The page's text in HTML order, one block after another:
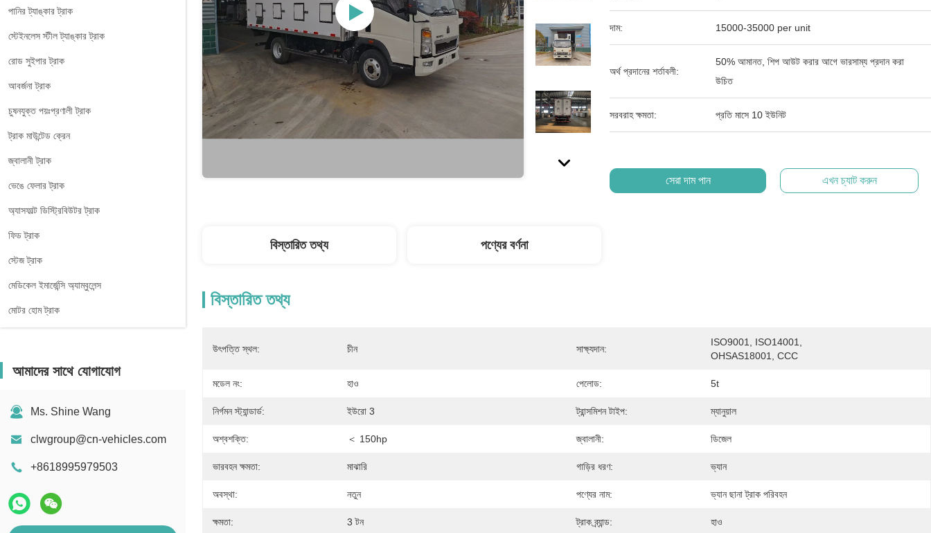
পানির ট্যাঙ্কার ট্রাক
স্টেইনলেস স্টীল ট্যাঙ্কার ট্রাক
রোড সুইপার ট্রাক
আবর্জনা ট্রাক
চুষনযুক্ত পয়ঃপ্রণালী ট্রাক
ট্রাক মাউন্টেড ক্রেন
জ্বালানী ট্রাক
ভেঙে ফেলার ট্রাক
অ্যাসফাল্ট ডিস্ট্রিবিউটর ট্রাক
ফিড ট্রাক
স্টেজ ট্রাক
মেডিকেল ইমার্জেন্সি অ্যাম্বুলেন্স
মোটর হোম ট্রাক
আমাদের সাথে যোগাযোগ
Ms. Shine Wang
clwgroup@cn-vehicles.com
+8618995979503
দাম: 15000-35000 per unit
অর্থ প্রদানের শর্তাবলী:
50% আমানত, শিপ আউট করার আগে ভারসাম্য প্রদান করা
উচিত
সরবরাহ ক্ষমতা: প্রতি মাসে 10 ইউনিট
সেরা দাম পান এখন চ্যাট করুন
বিস্তারিত তথ্য পণ্যের বর্ণনা
বিস্তারিত তথ্য
উৎপত্তি স্থল: চীন সাক্ষ্যদান:
ISO9001, ISO14001,
OHSAS18001, CCC
মডেল নং: হাও পেলোড: 5t
নির্গমন স্ট্যান্ডার্ড: ইউরো 3 ট্রান্সমিশন টাইপ: ম্যানুয়াল
অশ্বশক্তি: ＜ 150hp জ্বালানী: ডিজেল
ভারবহন ক্ষমতা: মাঝারি গাড়ির ধরণ: ভ্যান
অবস্থা: নতুন পণ্যের নাম: ভ্যান ছানা ট্রাক পরিবহন
ক্ষমতা: 3 টন ট্রাক ব্র্যান্ড: হাও